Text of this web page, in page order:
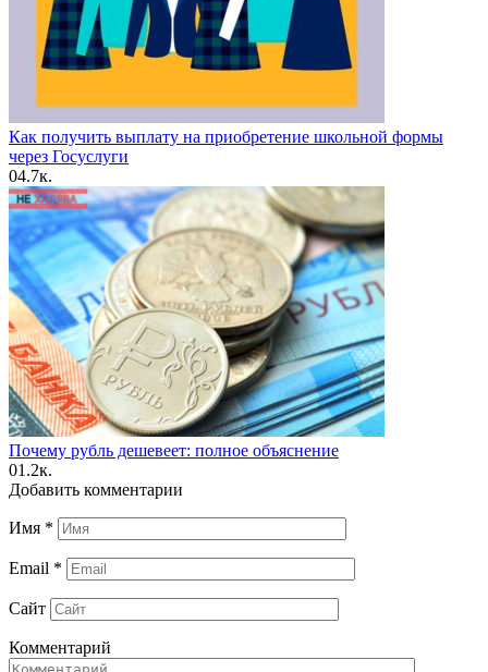
Как получить выплату на приобретение школьной формы
через Госуслуги
04.7к.
Почему рубль дешевеет: полное объяснение
01.2к.
Добавить комментарии
Имя *
Email *
Сайт
Комментарий